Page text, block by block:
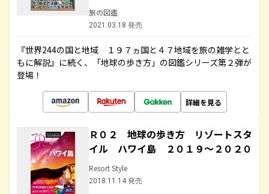
旅の図鑑
2021.03.18 発売
『世界244の国と地域 １９７ヵ国と４７地域を旅の雑学とと
もに解説』に続く、「地球の歩き方」の図鑑シリーズ第２弾が
登場！
詳細を見る
Ｒ０２ 地球の歩き方 リゾートスタ
イル ハワイ島 ２０１９～２０２０
Resort Style
2018.11.14 発売